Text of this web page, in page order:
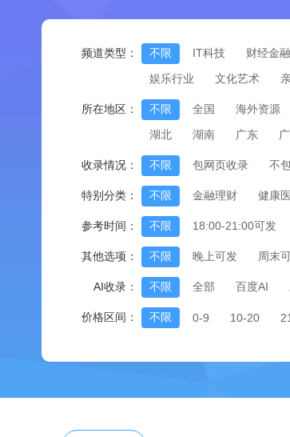
频道类型： 不限 IT科技 财经金融
娱乐行业
文化艺术
所在地区： 不限 全国 海外资源
湖北
湖南 广东
收录情况： 不限 包网页收录 不
特别分类： 不限 金融理财 健康
参考时间： 不限 18:00-21:00可发
其他选项： 不限 晚上可发 周末
AI收录： 不限 全部 百度AI
价格区间： 不限 0-9 10-20